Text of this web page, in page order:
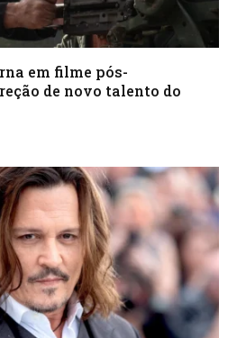
em filme pós-
de novo talento do